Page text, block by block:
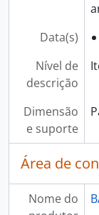
Data(s)
Nível de
descrição
Dimensão
e suporte
Área de
Nome do